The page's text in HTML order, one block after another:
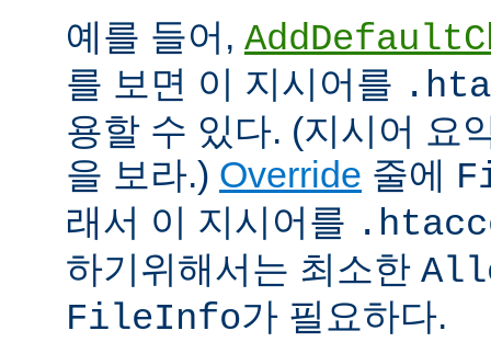
예를 들어,
를 보면 이 지시어를
용할 수 있다. (지시어 요
을 보라.) Override 줄에
래서 이 지시어를
하기위해서는 최소한
FileInfo가 필요하다.